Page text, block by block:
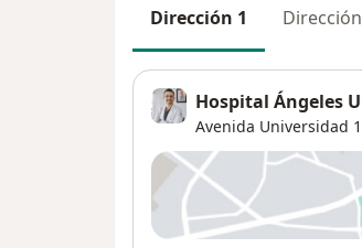
Dirección 1
Hospital Ángeles
Avenida Universidad